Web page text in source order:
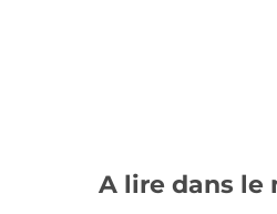
A lire dans le